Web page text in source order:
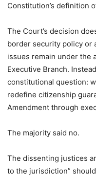
Constitution’s definition
The Court’s decision
border security policy or
issues remain under the
Executive Branch.
constitutional question:
redefine citizenship
Amendment through
The majority said no.
The dissenting justices
to the jurisdiction”